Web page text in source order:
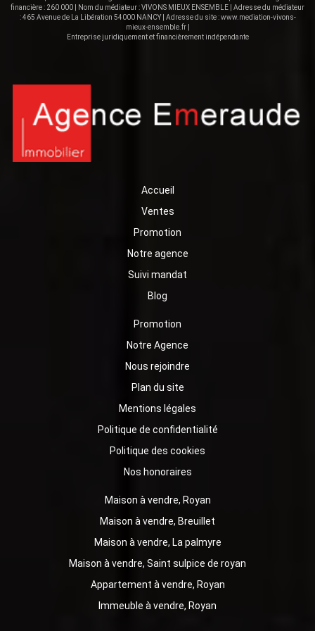
financière : 260 000 | Nom du médiateur : VIVONS MIEUX ENSEMBLE | Adresse du médiateur
: 465 Avenue de La Libération 54000 NANCY | Adresse du site :www.mediation-vivons-
mieux-ensemble.fr|
Entreprise juridiquement et financièrement indépendante
Accueil
Ventes
Promotion
Notre agence
Suivi mandat
Blog
Promotion
Notre Agence
Nous rejoindre
Plan du site
Mentions légales
Politique de confidentialité
Politique des cookies
Nos honoraires
Maison à vendre, Royan
Maison à vendre, Breuillet
Maison à vendre, La palmyre
Maison à vendre, Saint sulpice de royan
Appartement à vendre, Royan
Immeuble à vendre, Royan